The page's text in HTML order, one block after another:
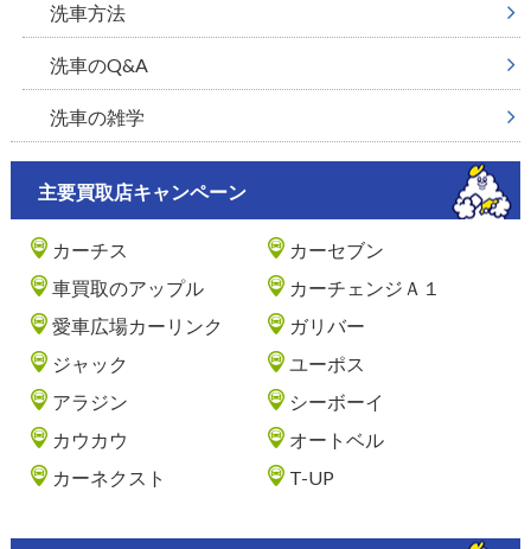
洗車方法
洗車のQ&A
洗車の雑学
主要買取店キャンペーン
カーチス
カーセブン
車買取のアップル
カーチェンジＡ１
愛車広場カーリンク
ガリバー
ジャック
ユーポス
アラジン
シーボーイ
カウカウ
オートベル
カーネクスト
T-UP